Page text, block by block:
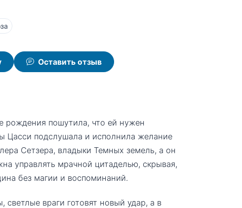
Оставить отзыв
рождения пошутила, что ей нужен
Цасси подслушала и исполнила желание
Сетзера, владыки Темных земель, а он
управлять мрачной цитаделью, скрывая,
без магии и воспоминаний.
враги готовят новый удар, а в